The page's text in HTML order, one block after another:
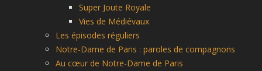
Super Joute Royale
Vies de Médiévaux
Les épisodes réguliers
Notre-Dame de Paris : paroles de compagnons
Au cœur de Notre-Dame de Paris